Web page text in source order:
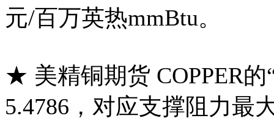
元/百万英热mmBtu。
★ 美精铜期货 COPPER
5.4786，对应支撑阻力最